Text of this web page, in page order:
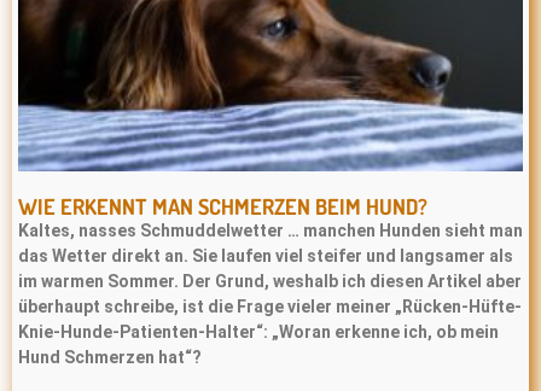
WIE ERKENNT MAN SCHMERZEN BEIM HUND?
Kaltes, nasses Schmuddelwetter … manchen Hunden sieht man
das Wetter direkt an. Sie laufen viel steifer und langsamer als
im warmen Sommer. Der Grund, weshalb ich diesen Artikel aber
überhaupt schreibe, ist die Frage vieler meiner „Rücken-Hüfte-
Knie-Hunde-Patienten-Halter“: „Woran erkenne ich, ob mein
Hund Schmerzen hat“?